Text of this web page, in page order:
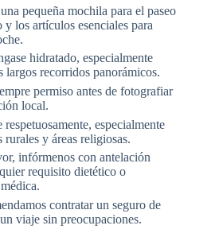
pequeña mochila para el paseo
y los artículos esenciales para
hidratado, especialmente
largos recorridos panorámicos.
permiso antes de fotografiar
local.
respetuosamente, especialmente
rurales y áreas religiosas.
infórmenos con antelación
requisito dietético o
contratar un seguro de
viaje sin preocupaciones.